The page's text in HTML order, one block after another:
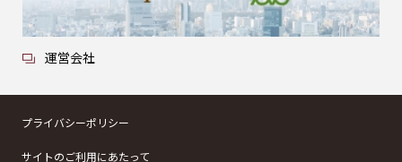
運営会社
プライバシーポリシー
サイトのご利用にあたって